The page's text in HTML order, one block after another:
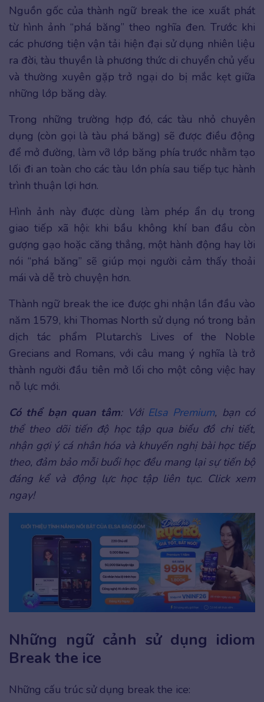
Nguồn gốc của thành ngữ break the ice xuất phát
từ hình ảnh “phá băng” theo nghĩa đen. Trước khi
các phương tiện vận tải hiện đại sử dụng nhiên liệu
ra đời, tàu thuyền là phương thức di chuyển chủ yếu
và thường xuyên gặp trở ngại do bị mắc kẹt giữa
những lớp băng dày.
Trong những trường hợp đó, các tàu nhỏ chuyên
dụng (còn gọi là tàu phá băng) sẽ được điều động
để mở đường, làm vỡ lớp băng phía trước nhằm tạo
lối đi an toàn cho các tàu lớn phía sau tiếp tục hành
trình thuận lợi hơn.
Hình ảnh này được dùng làm phép ẩn dụ trong
giao tiếp xã hội: khi bầu không khí ban đầu còn
gượng gạo hoặc căng thẳng, một hành động hay lời
nói “phá băng” sẽ giúp mọi người cảm thấy thoải
mái và dễ trò chuyện hơn.
Thành ngữ break the ice được ghi nhận lần đầu vào
năm 1579, khi Thomas North sử dụng nó trong bản
dịch tác phẩm Plutarch’s Lives of the Noble
Grecians and Romans, với câu mang ý nghĩa là trở
thành người đầu tiên mở lối cho một công việc hay
nỗ lực mới.
Có thể bạn quan tâm: Với Elsa Premium, bạn có
thể theo dõi tiến độ học tập qua biểu đồ chi tiết,
nhận gợi ý cá nhân hóa và khuyến nghị bài học tiếp
theo, đảm bảo mỗi buổi học đều mang lại sự tiến bộ
đáng kể và động lực học tập liên tục. Click xem
ngay!
Những ngữ cảnh sử dụng idiom
Break the ice
Những cấu trúc sử dụng break the ice: